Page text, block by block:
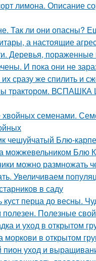
лимона. Описание
Так ли они опасны?
а настоящие
Деревья, пораженные
И пока они не
сразу же спилить и
трактором.
хвойных семенами.
чешуйчатый Блю-
можжевельником Блю
можно размножать
Увеличиваем
в саду
куст перца до весны.
Полезные
и уход в открытом
моркови в открытом
уход и